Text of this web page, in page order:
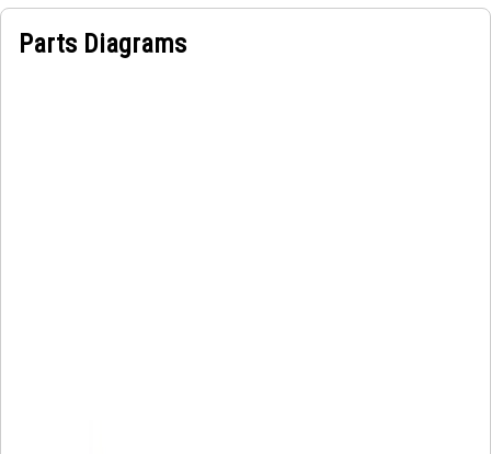
Parts Diagrams